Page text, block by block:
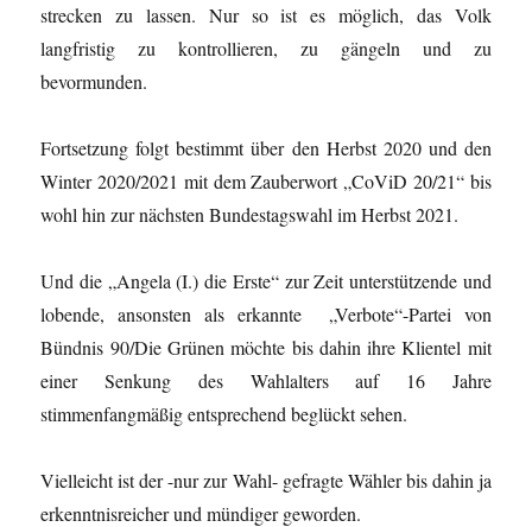
strecken zu lassen. Nur so ist es möglich, das Volk
langfristig zu kontrollieren, zu gängeln und zu
bevormunden.
Fortsetzung folgt bestimmt über den Herbst 2020 und den
Winter 2020/2021 mit dem Zauberwort „CoViD 20/21“ bis
wohl hin zur nächsten Bundestagswahl im Herbst 2021.
Und die „Angela (I.) die Erste“ zur Zeit unterstützende und
lobende, ansonsten als erkannte „Verbote“-Partei von
Bündnis 90/Die Grünen möchte bis dahin ihre Klientel mit
einer Senkung des Wahlalters auf 16 Jahre
stimmenfangmäßig entsprechend beglückt sehen.
Vielleicht ist der -nur zur Wahl- gefragte Wähler bis dahin ja
erkenntnisreicher und mündiger geworden.